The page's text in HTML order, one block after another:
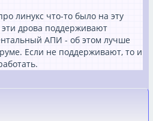
линукс что-то было на эту
дрова поддерживают
АПИ - об этом лучше
Если не поддерживают, то и